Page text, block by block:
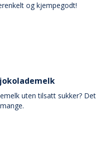
og kjempegodt!
uten tilsatt sukker? Det